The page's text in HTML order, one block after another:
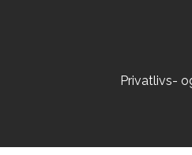
Privatlivs-